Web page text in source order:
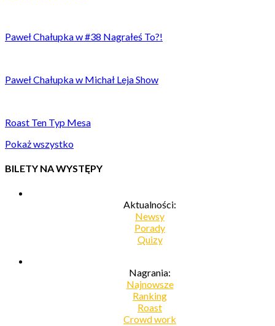
Paweł Chałupka w #38 Nagrałeś To?!
Paweł Chałupka w Michał Leja Show
Roast Ten Typ Mesa
Pokaż wszystko
BILETY NA WYSTĘPY
Aktualności:
Newsy
Porady
Quizy
Nagrania:
Najnowsze
Ranking
Roast
Crowd work